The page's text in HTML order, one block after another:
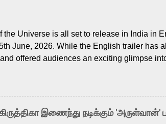
the Universe is all set to release in India in
June, 2026. While the English trailer has
offered audiences an exciting glimpse
is the film’s powerful Tamil voice cast led by
voice to the iconic superhero He-Man.
“Oru Maalai” from Ghajini, and “Mun
voice and strong command over multiple
இணைந்து நடிக்கும் 'அருள்வான்'